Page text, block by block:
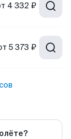
4 332 ₽
5 373 ₽